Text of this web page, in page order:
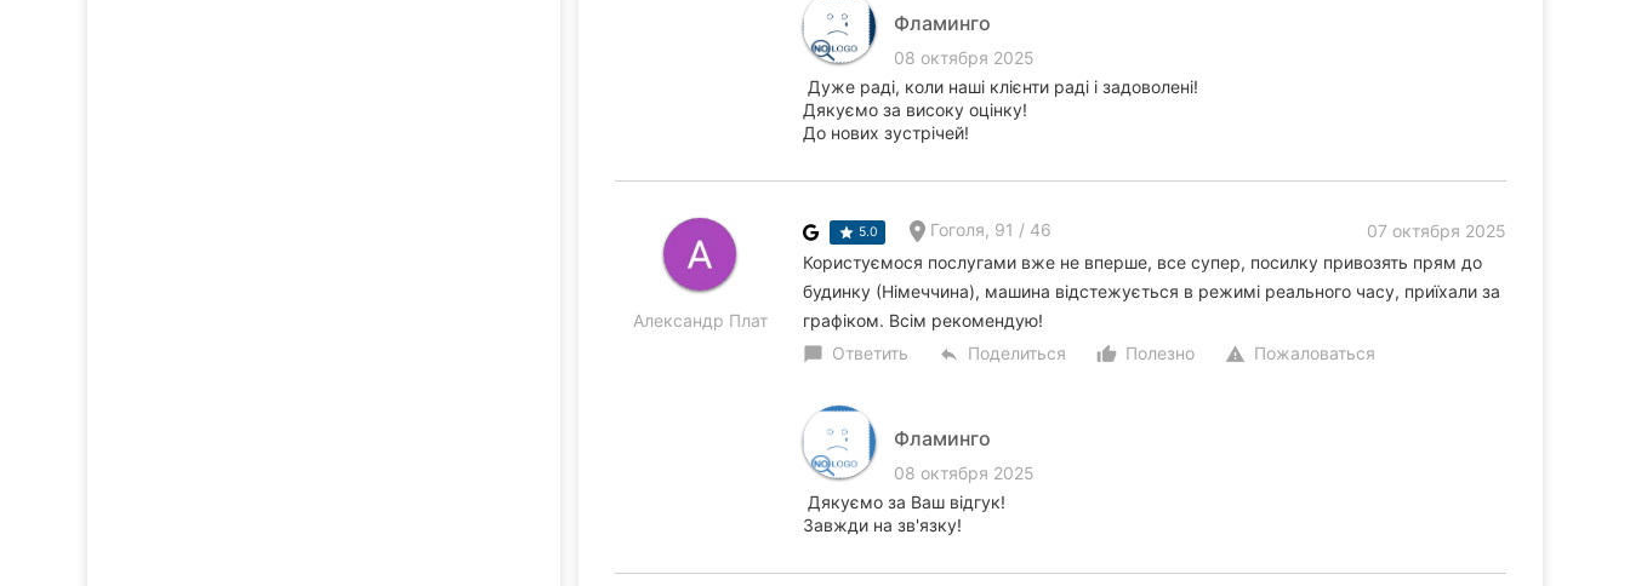
Фламинго
08 октября 2025
Дуже раді, коли наші клієнти раді і задоволені!
Дякуємо за високу оцінку!
До нових зустрічей!
Александр Плат
5.0 Гоголя, 91 / 46
07 октября 2025
Користуємося послугами вже не вперше, все супер, посилку привозять прям до
будинку (Німеччина), машина відстежується в режимі реального часу, приїхали за
графіком. Всім рекомендую!
chat_bubble Ответить reply Поделиться thumb_up_alt
Полезно warning Пожаловаться
Фламинго
08 октября 2025
Дякуємо за Ваш відгук!
Завжди на зв'язку!